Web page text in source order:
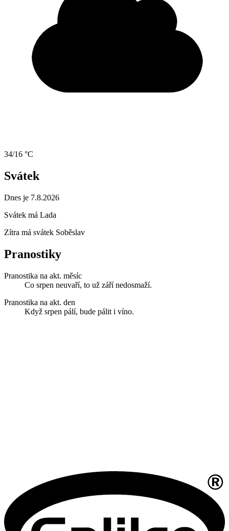
34/16 °C
Svátek
Dnes je 7.8.2026
Svátek má Lada
Zítra má svátek Soběslav
Pranostiky
Pranostika na akt. měsíc
Co srpen neuvaří, to už září nedosmaží.
Pranostika na akt. den
Když srpen pálí, bude pálit i víno.